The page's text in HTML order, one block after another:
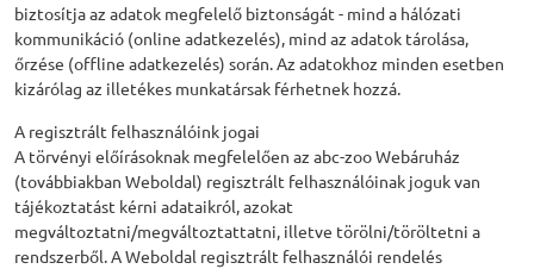
biztosítja az adatok megfelelő biztonságát - mind a hálózati
kommunikáció (online adatkezelés), mind az adatok tárolása,
őrzése (offline adatkezelés) során. Az adatokhoz minden esetben
kizárólag az illetékes munkatársak férhetnek hozzá.
A regisztrált felhasználóink jogai
A törvényi előírásoknak megfelelően az abc-zoo Webáruház
(továbbiakban Weboldal) regisztrált felhasználóinak joguk van
tájékoztatást kérni adataikról, azokat
megváltoztatni/megváltoztattatni, illetve törölni/töröltetni a
rendszerből. A Weboldal regisztrált felhasználói rendelés